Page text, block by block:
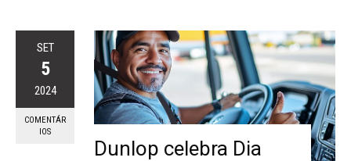
SET
5
2024
COMENTÁR
IOS
Dunlop celebra Dia